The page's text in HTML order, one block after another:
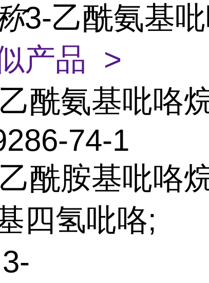
3-乙酰氨基
产品 >
酰氨基吡咯
74-1
酰胺基吡咯
四氢吡咯;